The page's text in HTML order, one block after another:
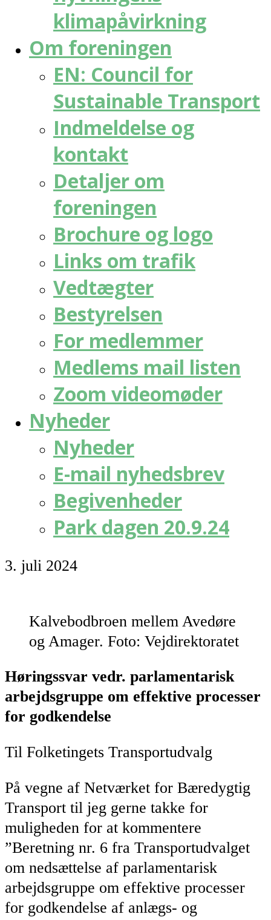
klimapåvirkning
Om foreningen
EN: Council for
Sustainable Transport
Indmeldelse og
kontakt
Detaljer om
foreningen
Brochure og logo
Links om trafik
Vedtægter
Bestyrelsen
For medlemmer
Medlems mail listen
Zoom videomøder
Nyheder
Nyheder
E-mail nyhedsbrev
Begivenheder
Park dagen 20.9.24
3. juli 2024
Kalvebodbroen mellem Avedøre
og Amager. Foto: Vejdirektoratet
Høringssvar vedr. parlamentarisk
arbejdsgruppe om effektive processer
for godkendelse
Til Folketingets Transportudvalg
På vegne af Netværket for Bæredygtig
Transport til jeg gerne takke for
muligheden for at kommentere
”Beretning nr. 6 fra Transportudvalget
om nedsættelse af parlamentarisk
arbejdsgruppe om effektive processer
for godkendelse af anlægs- og